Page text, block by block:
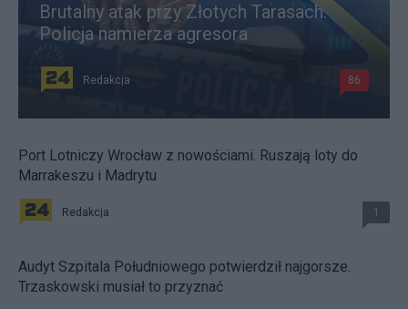
Brutalny atak przy Złotych Tarasach.
Policja namierza agresora
Redakcja 86
Port Lotniczy Wrocław z nowościami. Ruszają loty do
Marrakeszu i Madrytu
Redakcja 1
Audyt Szpitala Południowego potwierdził najgorsze.
Trzaskowski musiał to przyznać